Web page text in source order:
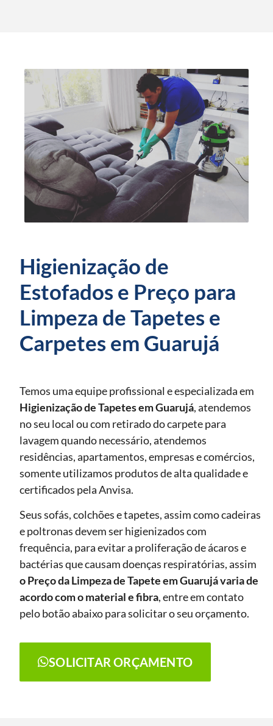
Higienização de
Estofados e Preço para
Limpeza de Tapetes e
Carpetes em Guarujá
Temos uma equipe profissional e especializada em
Higienização de Tapetesem Guarujá, atendemos
no seu local ou com retirado do carpete para
lavagem quando necessário, atendemos
residências, apartamentos, empresas e comércios,
somente utilizamos produtos de alta qualidade e
certificados pela Anvisa.
Seus sofás, colchões e tapetes, assim como cadeiras
e poltronas devem ser higienizados com
frequência, para evitar a proliferação de ácaros e
bactérias que causam doenças respiratórias, assim
o Preço da Limpeza de Tapeteem Guarujávaria de
acordo com o material e fibra, entre em contato
pelo botão abaixo para solicitar o seu orçamento.
SOLICITAR ORÇAMENTO